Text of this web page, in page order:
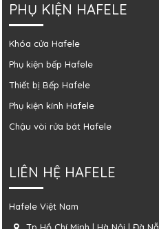
PHỤ KIỆN HAFELE
Khóa cửa Hafele
Phụ kiện bếp Hafele
Thiết bị Bếp Hafele
Phụ kiện kính Hafele
Chậu vòi rửa bát Hafele
LIÊN HỆ HAFELE
Hafele Việt Nam